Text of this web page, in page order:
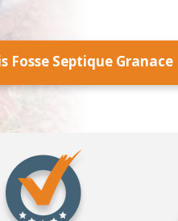
Fosse Septique Granace